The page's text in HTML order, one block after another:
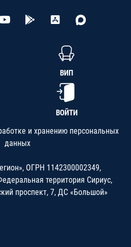
ВИП
ВОЙТИ
и хранению персональных
данных
ОГРН 1142300002349,
территория Сириус,
проспект, 7, ДС «Большой»